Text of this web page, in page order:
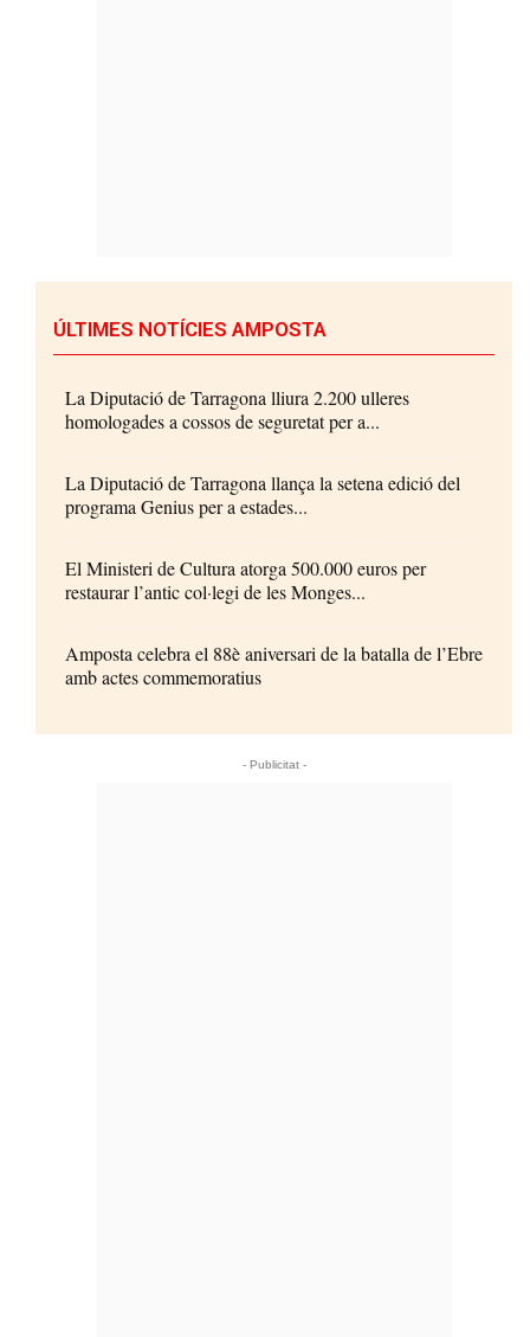
ÚLTIMES NOTÍCIES AMPOSTA
La Diputació de Tarragona lliura 2.200 ulleres
homologades a cossos de seguretat per a...
La Diputació de Tarragona llança la setena edició del
programa Genius per a estades...
El Ministeri de Cultura atorga 500.000 euros per
restaurar l’antic col·legi de les Monges...
Amposta celebra el 88è aniversari de la batalla de l’Ebre
amb actes commemoratius
- Publicitat -